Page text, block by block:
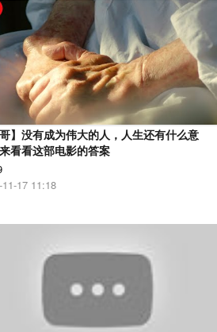
哥】没有成为伟大的人，人生还有什么意
看看这部电影的答案
17 11:18